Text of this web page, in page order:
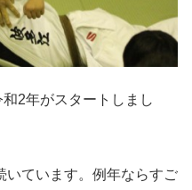
和2年がスタートしまし
いています。例年ならすご